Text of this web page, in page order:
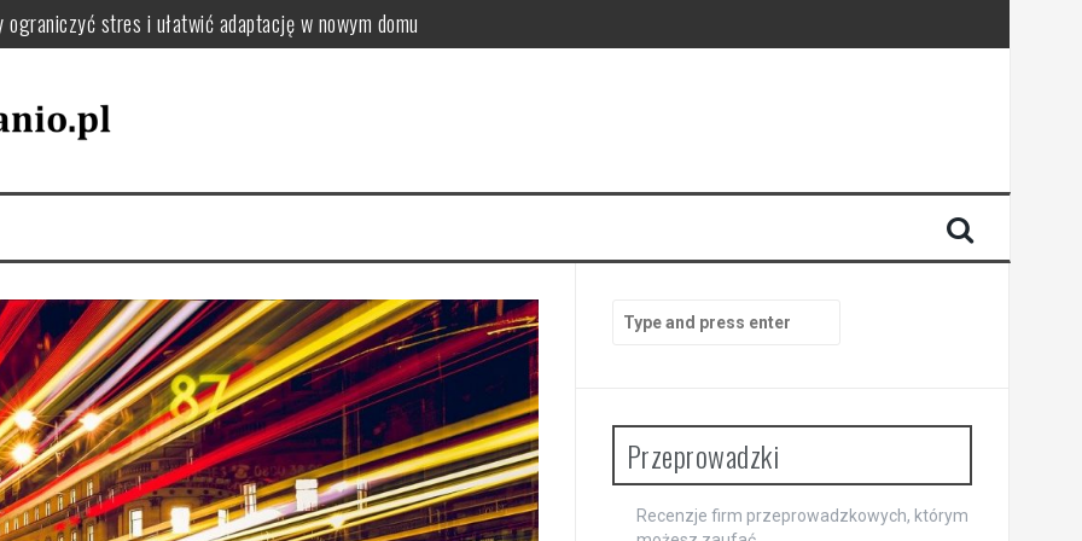
uporządkować zmiany adresu i dokumentów krok po kroku
chaosu i jak uniknąć przeciążenia pakowania
by uniknąć chaosu i dobrze się zorganizować
Search
for:
Przeprowadzki
Recenzje firm przeprowadzkowych, którym